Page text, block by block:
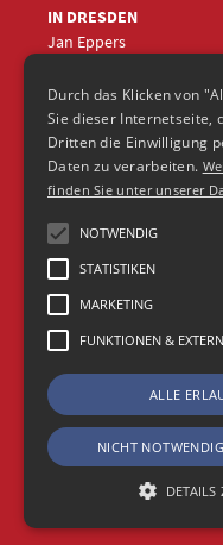
IN DRESDEN
Jan Eppers
jep@frische-fische.com
Durch das Klicken von
Sie dieser Internetseite,
Dritten die Einwilligung
Daten zu verarbeiten.
finden Sie unter unserer
NOTWENDIG
STATISTIKEN
MARKETING
FUNKTIONEN &
ALLE
NICHT
DETAILS